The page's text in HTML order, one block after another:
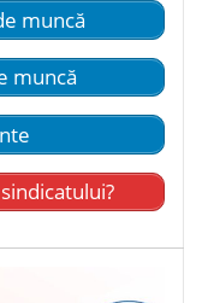
muncă
muncă